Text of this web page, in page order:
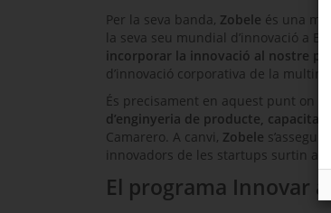
Per la seva banda, Zobele és una
la seva seu mundial d’innovació a
incorporar la innovació al nostre
d’innovació corporativa de la
És precisament en aquest punt on
d’enginyeria de producte,
Camarero . A canvi, Zobele
innovadors de les startups surtin al
El programa Innovar a